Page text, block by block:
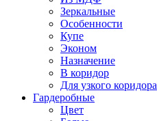
Зеркальные
Особенности
Купе
Эконом
Назначение
В коридор
Для узкого коридора
Гардеробные
Цвет